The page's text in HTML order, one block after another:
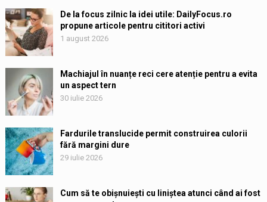
De la focus zilnic la idei utile: DailyFocus.ro
propune articole pentru cititori activi
1 august 2026
Machiajul în nuanțe reci cere atenție pentru a evita
un aspect tern
30 iulie 2026
Fardurile translucide permit construirea culorii
fără margini dure
29 iulie 2026
Cum să te obișnuiești cu liniștea atunci când ai fost